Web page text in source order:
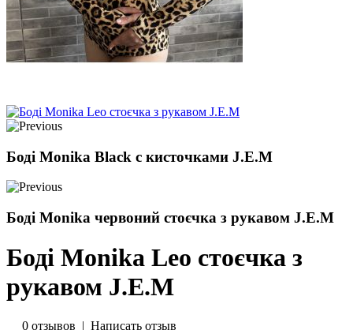
Боді Monika Black с кисточками J.E.M
Боді Monikа червоний стоєчка з рукавом J.E.M
Боді Monikа Leo стоєчка з
рукавом J.E.M
0 отзывов | Написать отзыв